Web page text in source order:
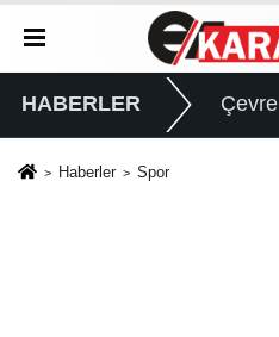
HABERLER Çevre
Haberler Spor